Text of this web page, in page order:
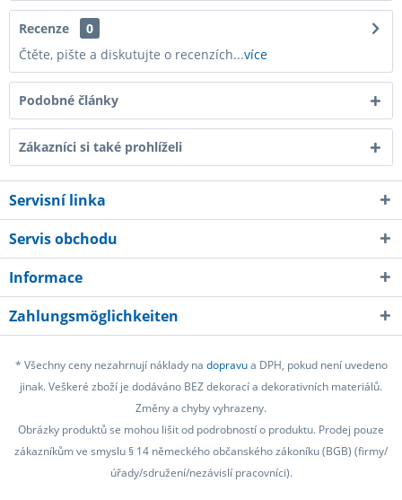
Recenze
0
Čtěte, pište a diskutujte o recenzích...více
Podobné články
Zákazníci si také prohlíželi
Servisní linka
Servis obchodu
Informace
Zahlungsmöglichkeiten
* Všechny ceny nezahrnují náklady na dopravua DPH, pokud není uvedeno
jinak. Veškeré zboží je dodáváno BEZ dekorací a dekorativních materiálů.
Změny a chyby vyhrazeny.
Obrázky produktů se mohou lišit od podrobností o produktu. Prodej pouze
zákazníkům ve smyslu § 14 německého občanského zákoníku (BGB) (firmy/
úřady/sdružení/nezávislí pracovníci).